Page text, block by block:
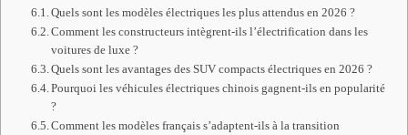
Quels sont les modèles électriques les plus attendus en 2026 ?
Comment les constructeurs intègrent-ils l’électrification dans les
voitures de luxe ?
Quels sont les avantages des SUV compacts électriques en 2026 ?
Pourquoi les véhicules électriques chinois gagnent-ils en popularité
?
Comment les modèles français s’adaptent-ils à la transition